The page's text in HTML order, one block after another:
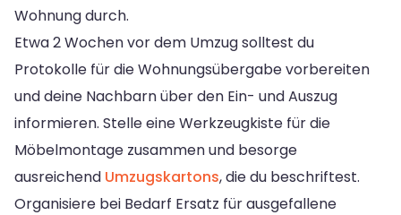
Wohnung durch.
Etwa 2 Wochen vor dem Umzug solltest du
Protokolle für die Wohnungsübergabe vorbereiten
und deine Nachbarn über den Ein- und Auszug
informieren. Stelle eine Werkzeugkiste für die
Möbelmontage zusammen und besorge
ausreichend Umzugskartons, die du beschriftest.
Organisiere bei Bedarf Ersatz für ausgefallene